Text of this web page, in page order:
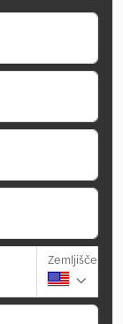
Zemljišče